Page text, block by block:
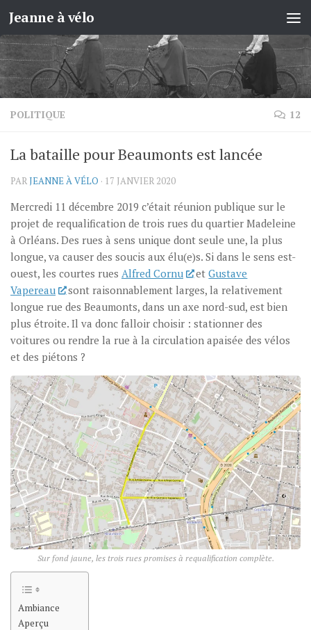
Skip to content
Jeanne à vélo
POLITIQUE 12
La bataille pour Beaumonts est lancée
PARJEANNE À VÉLO · 17 JANVIER 2020
Mercredi 11 décembre 2019 c’était réunion publique sur le
projet de requalification de trois rues du quartier Madeleine
à Orléans. Des rues à sens unique dont seule une, la plus
longue, va causer des soucis aux élu(e)s. Si dans le sens est-
ouest, les courtes rues Alfred Cornu etGustave
Vapereau
sont raisonnablement larges, la relativement
longue rue des Beaumonts, dans un axe nord-sud, est bien
plus étroite. Il va donc falloir choisir : stationner des
voitures ou rendre la rue à la circulation apaisée des vélos
et des piétons ?
Sur fond jaune, les trois rues promises à requalification complète.
Ambiance
Aperçu